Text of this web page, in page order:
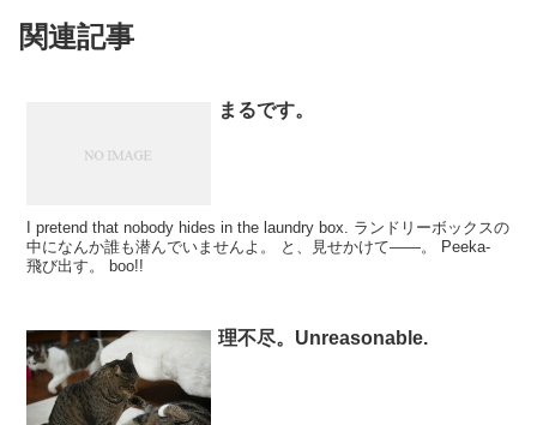
関連記事
まるです。
I pretend that nobody hides in the laundry box. ランドリーボックスの
中になんか誰も潜んでいませんよ。 と、見せかけて――。 Peeka-
飛び出す。 boo!!
理不尽。Unreasonable.